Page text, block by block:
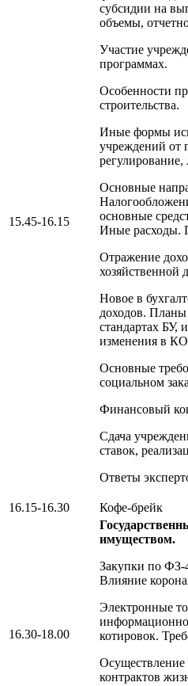
15.45-16.15
субсидии на
объемы,
Участие
программах.
Особенности
строительства.
Иные формы
учреждений от
Основные
основные
Иные расходы.
Отражение
хозяйственной
Новое в
доходов. Планы
стандартах
изменения в
Основные
социальном
Финансовый
Сдача
ставок,
Ответы
16.15-16.30 Кофе-брейк
16.30-18.00
имуществом.
Закупки по ФЗ-
Влияние
Электронные
котировок.
Осуществление
контрактов